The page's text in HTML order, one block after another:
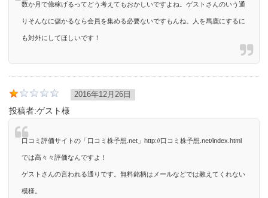
数か月で億稼げるってどう考えてもおかしいですよね。ゲストさんのいう通
りそんなに儲かるなら会員を集める必要ないですもんね。人を馬鹿にするに
も対外にしてほしいです！
2016年12月26日
投稿者:ゲスト様
口コミ評価サイトの「口コミ株予想.net」http://口コミ株予想.net/index.html
では高々々評価なんですよ！
ゲストさんの言われる通りです。無料銘柄はメールなどでは教えてくれない
模様。